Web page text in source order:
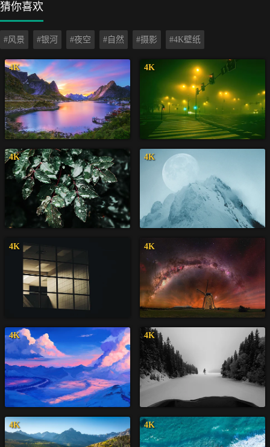
猜你喜欢
#风景 #银河 #夜空 #自然 #摄影 #4K壁纸
4K 4K
4K 4K
4K 4K
4K 4K
4K 4K